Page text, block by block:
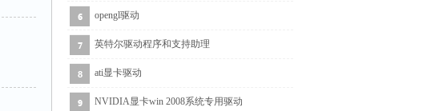
opengl驱动
英特尔驱动程序和支持助理
ati显卡驱动
NVIDIA显卡win 2008系统专用驱动